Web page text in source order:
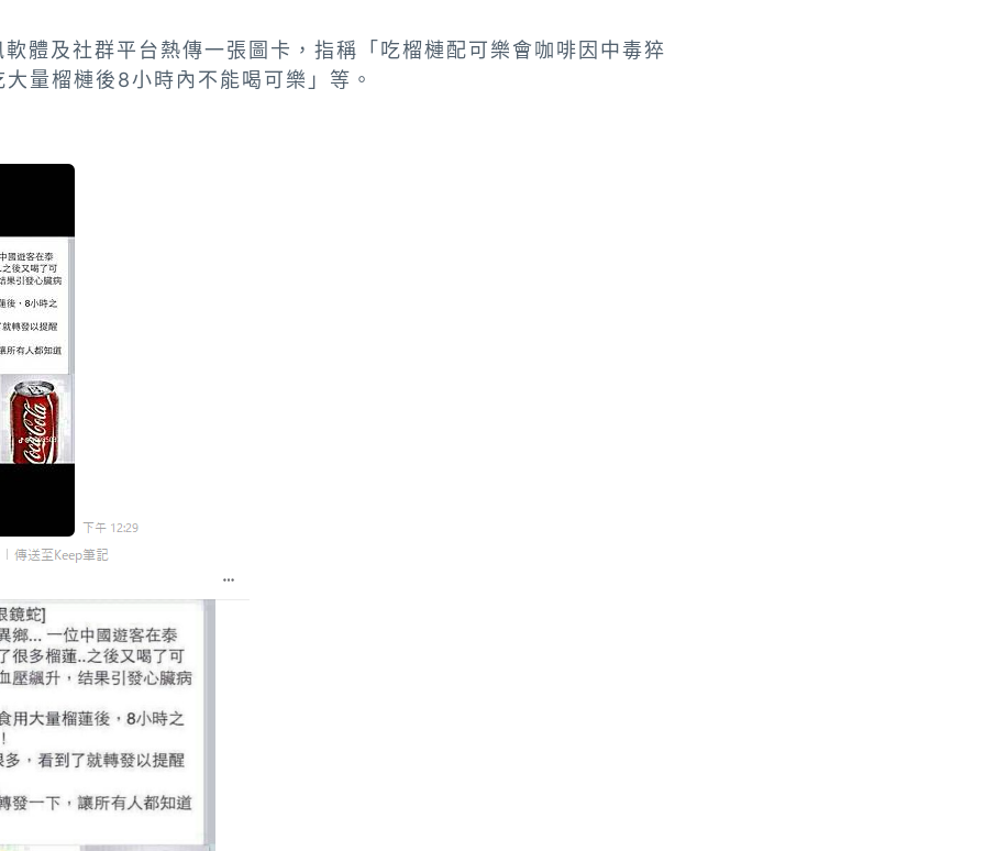
體及社群平台熱傳一張圖卡，指稱「吃榴槤配可樂會咖啡因中毒猝
量榴槤後8小時內不能喝可樂」等。